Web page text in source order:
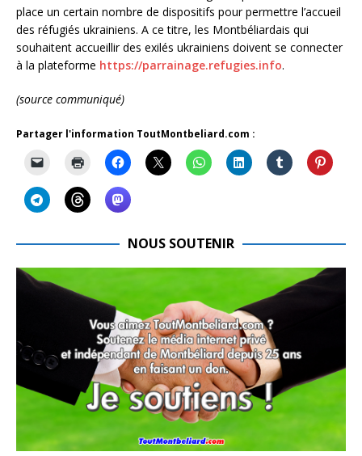
place un certain nombre de dispositifs pour permettre l’accueil
des réfugiés ukrainiens. A ce titre, les Montbéliardais qui
souhaitent accueillir des exilés ukrainiens doivent se connecter
à la plateforme https://parrainage.refugies.info.
(source communiqué)
Partager l'information ToutMontbeliard.com :
NOUS SOUTENIR